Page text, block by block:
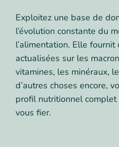
Exploitez une base de
l’évolution constante du
l’alimentation. Elle
actualisées sur les
vitamines, les minéraux,
d’autres choses encore,
profil nutritionnel
vous fier.